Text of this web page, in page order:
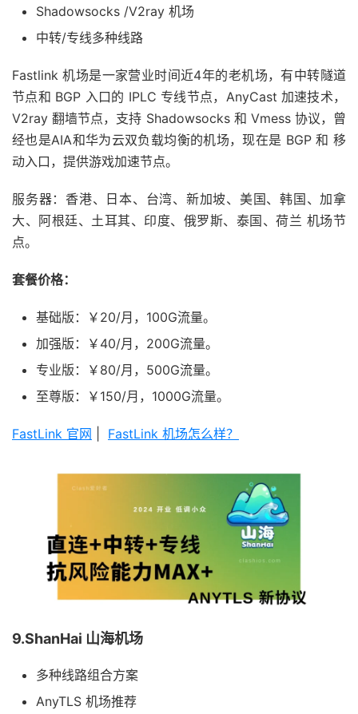
Shadowsocks /V2ray 机场
中转/专线多种线路
Fastlink 机场是一家营业时间近4年的老机场，有中转隧道
节点和 BGP 入口的 IPLC 专线节点，AnyCast 加速技术，
V2ray 翻墙节点，支持 Shadowsocks 和 Vmess 协议，曾
经也是AIA和华为云双负载均衡的机场，现在是 BGP 和 移
动入口，提供游戏加速节点。
服务器：香港、日本、台湾、新加坡、美国、韩国、加拿
大、阿根廷、土耳其、印度、俄罗斯、泰国、荷兰 机场节
点。
套餐价格：
基础版：￥20/月，100G流量。
加强版：￥40/月，200G流量。
专业版：￥80/月，500G流量。
至尊版：￥150/月，1000G流量。
FastLink 官网 FastLink 机场怎么样？
9.ShanHai 山海机场
多种线路组合方案
AnyTLS 机场推荐